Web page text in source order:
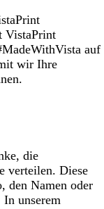
VistaPrint
auf
wir Ihre
die
verteilen. Diese
den Namen oder
In unserem